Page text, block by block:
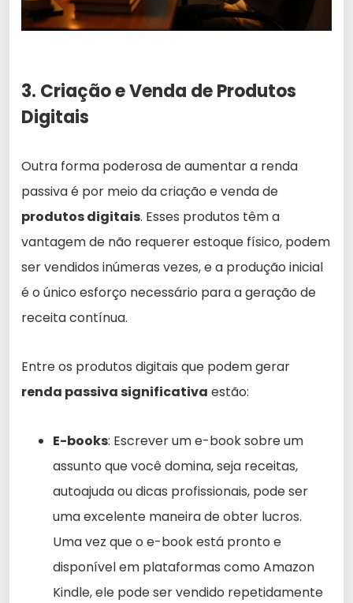
3. Criação e Venda de Produtos
Digitais
Outra forma poderosa de aumentar a renda
passiva é por meio da criação e venda de
produtos digitais. Esses produtos têm a
vantagem de não requerer estoque físico, podem
ser vendidos inúmeras vezes, e a produção inicial
é o único esforço necessário para a geração de
receita contínua.
Entre os produtos digitais que podem gerar
renda passiva significativa estão:
E-books: Escrever um e-book sobre um
assunto que você domina, seja receitas,
autoajuda ou dicas profissionais, pode ser
uma excelente maneira de obter lucros.
Uma vez que o e-book está pronto e
disponível em plataformas como Amazon
Kindle, ele pode ser vendido repetidamente